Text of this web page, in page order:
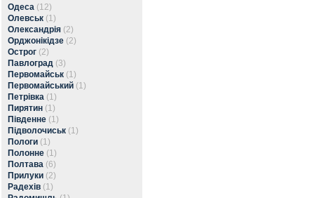
Одеса (12)
Олевськ (1)
Олександрія (2)
Орджонікідзе (2)
Острог (2)
Павлоград (3)
Первомайськ (1)
Первомайський (1)
Петрівка (1)
Пирятин (1)
Південне (1)
Підволочиськ (1)
Пологи (1)
Полонне (1)
Полтава (6)
Прилуки (2)
Радехів (1)